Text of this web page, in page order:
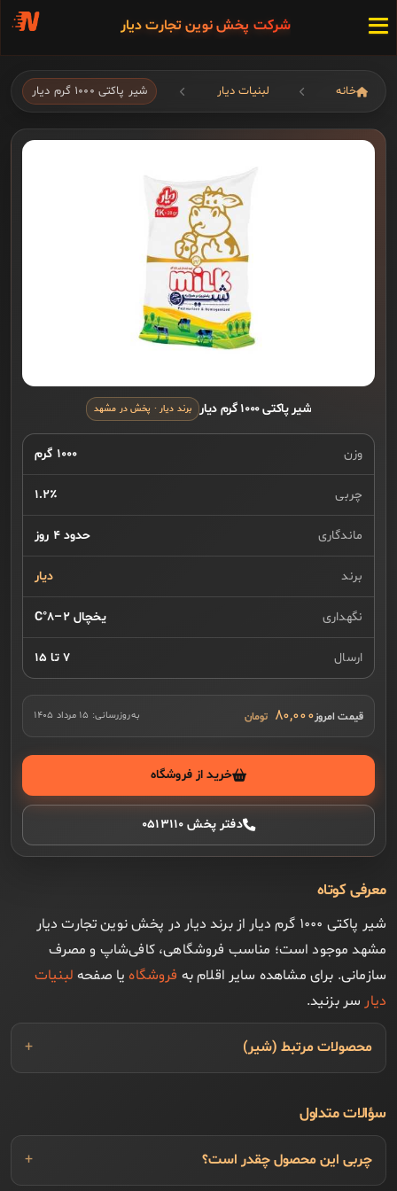
شرکت پخش نوین تجارت دیار
خانه لبنیات دیار شیر پاکتی ۱۰۰۰ گرم دیار
شیر پاکتی ۱۰۰۰ گرم دیار برند دیار · پخش در مشهد
وزن ۱۰۰۰ گرم
چربی ۱.۲٪
ماندگاری حدود ۴ روز
برند دیار
نگهداری یخچال ۲–۸°C
ارسال ۷ تا ۱۵
قیمت امروز۸۰,۰۰۰ به‌روزرسانی: ۱۵ مرداد ۱۴۰۵
خرید از فروشگاه
دفتر پخش ۰۵۱۳۱۱۰
معرفی کوتاه
شیر پاکتی ۱۰۰۰ گرم دیار از برند دیار در پخش نوین تجارت دیار
مشهد موجود است؛ مناسب فروشگاهی، کافی‌شاپ و مصرف
سازمانی. برای مشاهده سایر اقلام به فروشگاهیا صفحه لبنیات
دیار سر بزنید.
محصولات مرتبط (شیر)
سؤالات متداول
چربی این محصول چقدر است؟